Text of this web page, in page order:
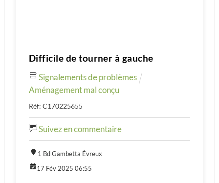
Difficile de tourner à gauche
Signalements de problèmes
Aménagement mal conçu
Réf: C170225655
Suivez en commentaire
1 Bd Gambetta Évreux
17 Fév 2025 06:55